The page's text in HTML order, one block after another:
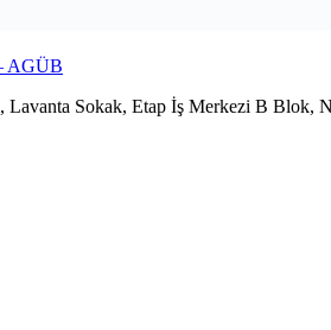
Lavanta Sokak, Etap İş Merkezi B Blok,